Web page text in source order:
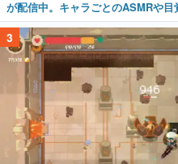
が配信中。キャラごとのASMRや
3